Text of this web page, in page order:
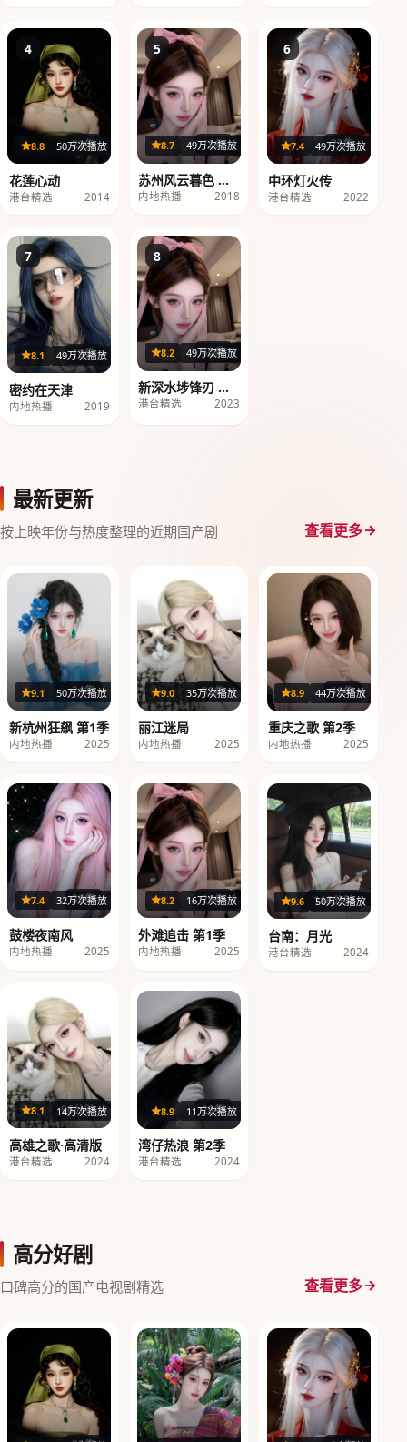
4
22集
8.8 50万次播放
花莲心动
港台精选 2014
5
12集
8.7 49万次播放
苏州风云暮色 第3
季
内地热播 2018
6
23集
7.4 49万次播放
中环灯火传
港台精选 2022
7
18集
8.1 49万次播放
密约在天津
内地热播 2019
8
40集
8.2 49万次播放
新深水埗锋刃 第1
季
港台精选 2023
最新更新
按上映年份与热度整理的近期国产剧 查看更多
24集
9.1 50万次播放
新杭州狂飙 第1季
内地热播 2025
32集
9.0 35万次播放
丽江迷局
内地热播 2025
40集
8.9 44万次播放
重庆之歌 第2季
内地热播 2025
36集
7.4 32万次播放
鼓楼夜南风
内地热播 2025
29集
8.2 16万次播放
外滩追击 第1季
内地热播 2025
116分钟
9.6 50万次播放
台南：月光
港台精选 2024
96分钟
8.1 14万次播放
高雄之歌·高清版
港台精选 2024
20集
8.9 11万次播放
湾仔热浪 第2季
港台精选 2024
高分好剧
口碑高分的国产电视剧精选 查看更多